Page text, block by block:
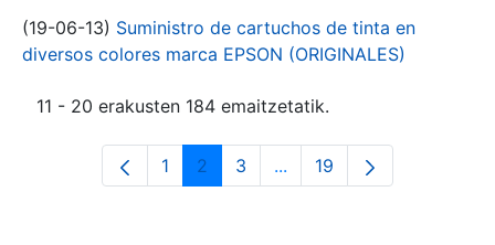
(19-06-13) Suministro de cartuchos de tinta en
diversos colores marca EPSON (ORIGINALES)
11 - 20 erakusten 184 emaitzetatik.
Orrialdea
1 Orrialdea
2 Orrialdea
3 ...Intermediate Pages Use
Orrialdea
19